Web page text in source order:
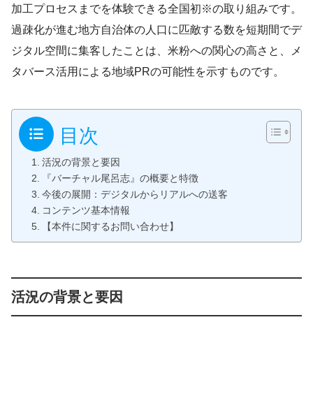
加工プロセスまでを体験できる全国初※の取り組みです。
過疎化が進む地方自治体の人口に匹敵する数を短期間でデ
ジタル空間に集客したことは、米粉への関心の高さと、メ
タバース活用による地域PRの可能性を示すものです。
目次
活況の背景と要因
『バーチャル尾呂志』の概要と特徴
今後の展開：デジタルからリアルへの送客
コンテンツ基本情報
【本件に関するお問い合わせ】
活況の背景と要因